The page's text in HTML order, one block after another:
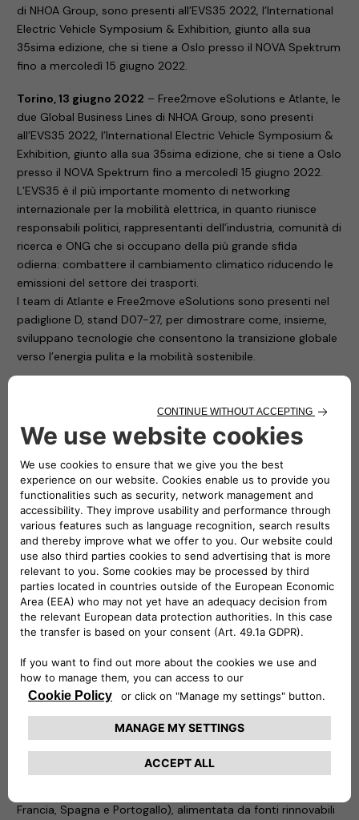
di NHOA Group, sono presenti all’EVS35 2022, l’International
Electric Vehicle Symposium & Exhibition, giunto alla sua
35sima edizione, che si tiene a Oslo presso il NOVA Spektrum
fino a mercoledì 15 giugno 2022.
Torino, 13 giugno 2022 – Free2move eSolutions e Atlante, le
due Global Business Lines di NHOA Group, sono presenti
all’EVS35 2022, l’International Electric Vehicle Symposium &
Exhibition, giunto alla sua 35sima edizione, che si tiene a Oslo
presso il NOVA Spektrum fino a mercoledì 15 giugno 2022.
L’EVS35 è il più importante momento di networking
internazionale per la mobilità elettrica, in quanto riunisce
responsabili politici, rappresentanti dell’industria, comunità di
ricerca e ONG che si occupano della più grande sfida
odierna: combattere il cambiamento climatico riducendo le
emissioni del settore dei trasporti.
I team di Atlante e Free2move eSolutions sono presenti nel
padiglione D, stand D07-27, per dimostrare come, insieme,
sviluppano tecnologie che consentono la transizione globale
verso l’energia pulita e la mobilità sostenibile.
Free2move eSolutions, la joint venture tra Stellantis – quarta
casa automobilistica al mondo – e NHOA, leader mondiale
nell’accumulo di energia, presenta le stazioni di ricarica
eProWallbox ed ePublic. eProWallbox è una famiglia flessibile
e connessa di dispositivi di ricarica, in grado di erogare fino a
20 kW, adatta alle esigenze di privati, flotte e gestori di
parcheggi: può essere controllata anche da remoto per
conoscere in ogni momento il livello di ricarica. ePublic invece
è la soluzione pratica per ricaricare fino a due veicoli
contemporaneamente con una potenza massima di 44 kW.
Ideale nei parcheggi pubblici o ad accesso riservato, è
resistente a tutte le condizioni atmosferiche e alle
manomissioni, ed è dotata di un contatore certificato MID
consumo a fini fiscali. Il team eSolutions è a disposizione per
mostrare ai visitatori la tecnologia Vehicle-to-Grid (V2G): un
completo cambiamento di paradigma che rende i veicoli
elettrici una preziosa fonte di flessibilità per la rete elettrica.
Atlante
Atlante sta sviluppando la più grande rete di ricarica veloce e
Francia, Spagna e Portogallo), alimentata da fonti rinnovabili